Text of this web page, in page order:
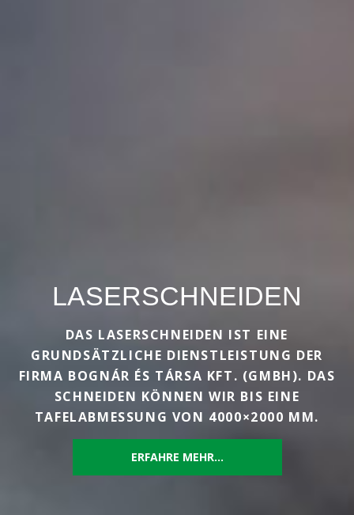
LASERSCHNEIDEN
DAS LASERSCHNEIDEN IST EINE
GRUNDSÄTZLICHE DIENSTLEISTUNG DER
FIRMA BOGNÁR ÉS TÁRSA KFT. (GMBH). DAS
SCHNEIDEN KÖNNEN WIR BIS EINE
TAFELABMESSUNG VON 4000×2000 MM.
ERFAHRE MEHR...